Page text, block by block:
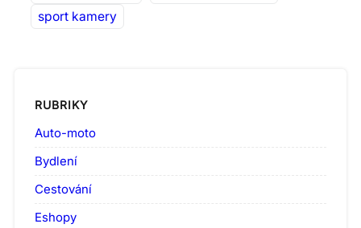
sport kamery
RUBRIKY
Auto-moto
Bydlení
Cestování
Eshopy